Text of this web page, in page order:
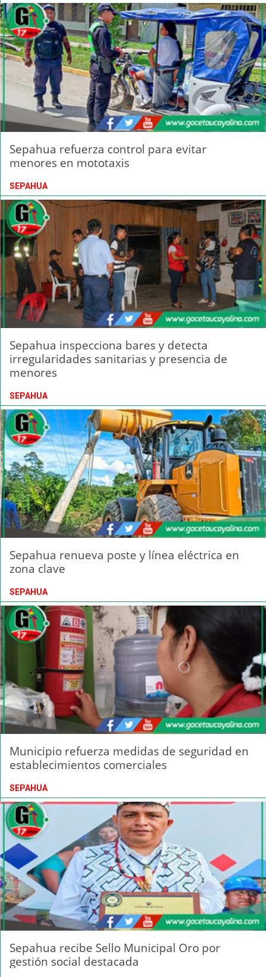
Sepahua refuerza control para evitar
menores en mototaxis
SEPAHUA
Sepahua inspecciona bares y detecta
irregularidades sanitarias y presencia de
menores
SEPAHUA
Sepahua renueva poste y línea eléctrica en
zona clave
SEPAHUA
Municipio refuerza medidas de seguridad en
establecimientos comerciales
SEPAHUA
Sepahua recibe Sello Municipal Oro por
gestión social destacada